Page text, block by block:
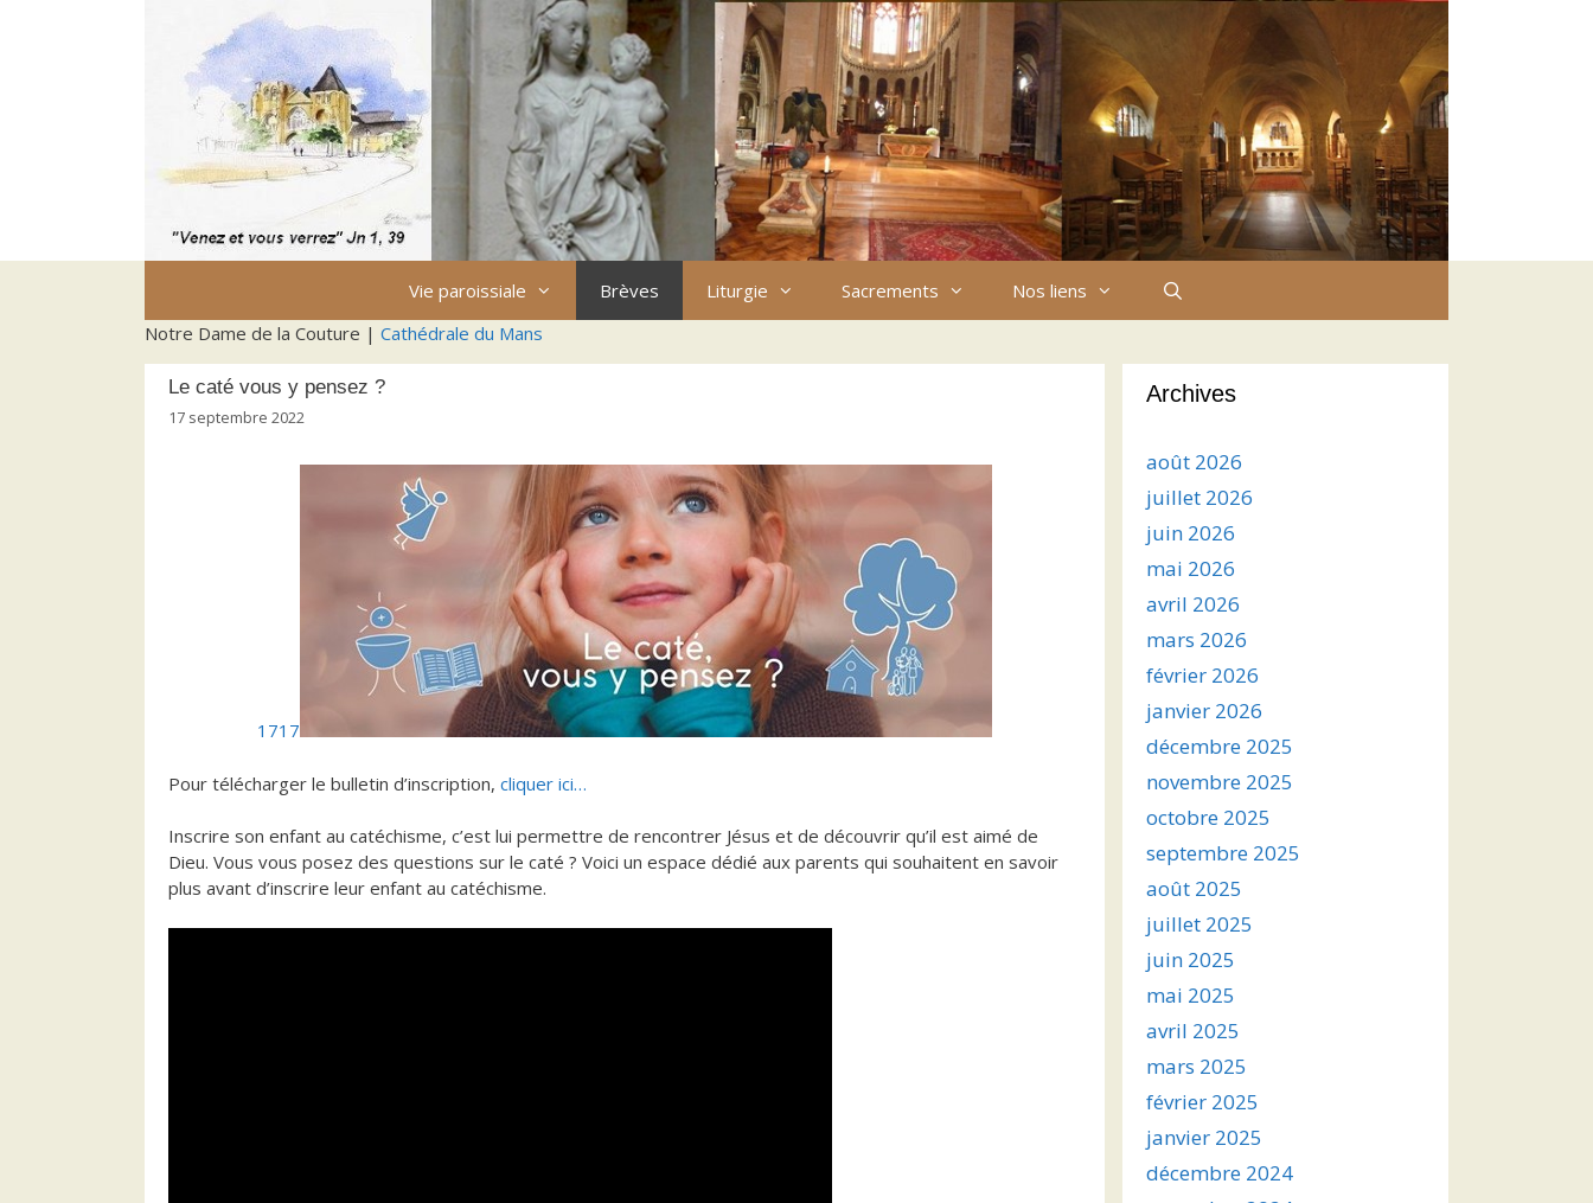
Vie paroissiale Brèves Liturgie Sacrements
Nos liens
Notre Dame de la Couture | Cathédrale du Mans
Le caté vous y pensez ?
17 septembre 2022
1717
Pour télécharger le bulletin d’inscription, cliquer ici…
Inscrire son enfant au catéchisme, c’est lui permettre de rencontrer Jésus et de découvrir qu’il est aimé de
Dieu. Vous vous posez des questions sur le caté ? Voici un espace dédié aux parents qui souhaitent en savoir
plus avant d’inscrire leur enfant au catéchisme.
Archives
août 2026
juillet 2026
juin 2026
mai 2026
avril 2026
mars 2026
février 2026
janvier 2026
décembre 2025
novembre 2025
octobre 2025
septembre 2025
août 2025
juillet 2025
juin 2025
mai 2025
avril 2025
mars 2025
février 2025
janvier 2025
décembre 2024